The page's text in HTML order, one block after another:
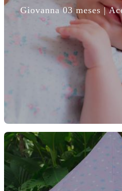
Giovanna 03 meses |